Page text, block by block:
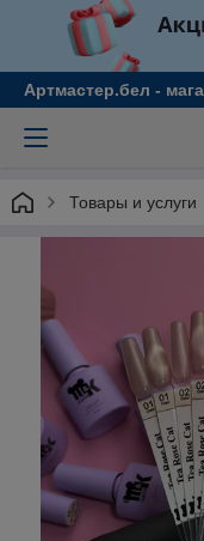
Артмастер.бел -
Товары и услуги